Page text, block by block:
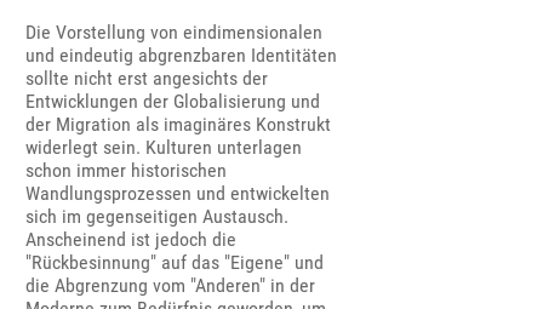
Die Vorstellung von eindimensionalen
und eindeutig abgrenzbaren Identitäten
sollte nicht erst angesichts der
Entwicklungen der Globalisierung und
der Migration als imaginäres Konstrukt
widerlegt sein. Kulturen unterlagen
schon immer historischen
Wandlungsprozessen und entwickelten
sich im gegenseitigen Austausch.
Anscheinend ist jedoch die
"Rückbesinnung" auf das "Eigene" und
die Abgrenzung vom "Anderen" in der